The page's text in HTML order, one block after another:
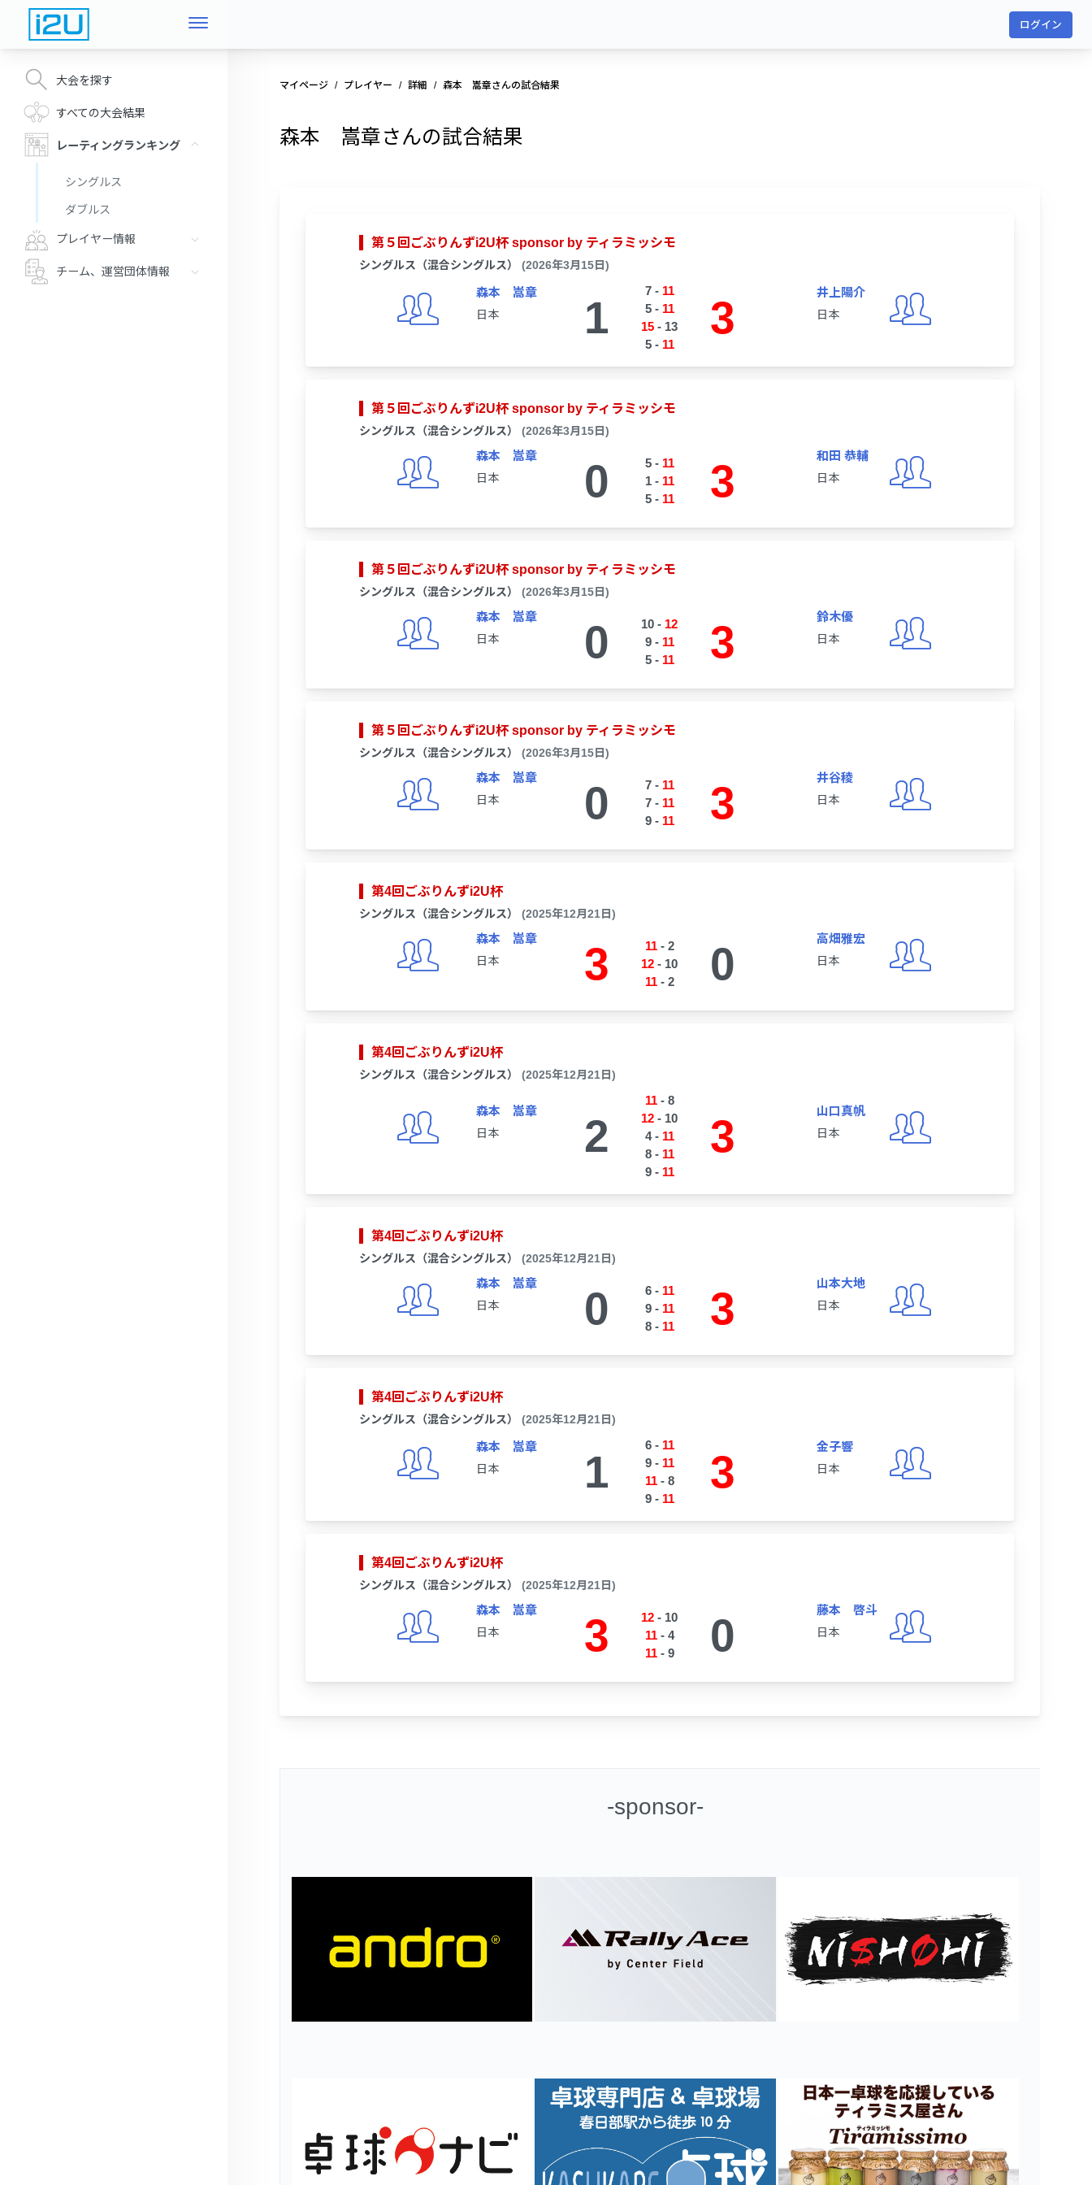
ログイン
大会を探す
すべての大会結果
レーティングランキング
シングルス
ダブルス
プレイヤー情報
チーム、運営団体情報
マイページ プレイヤー 詳細 森本 嵩章さんの試合結果
森本 嵩章さんの試合結果
第５回ごぶりんずi2U杯 sponsor by ティラミッシモ
シングルス（混合シングルス） (2026年3月15日)
森本 嵩章
日本 1
7- 11
5- 11
15 - 13
5- 11
3
井上陽介
日本
第５回ごぶりんずi2U杯 sponsor by ティラミッシモ
シングルス（混合シングルス） (2026年3月15日)
森本 嵩章
日本 0 5- 11
1- 11
5- 11 3
和田 恭輔
日本
第５回ごぶりんずi2U杯 sponsor by ティラミッシモ
シングルス（混合シングルス） (2026年3月15日)
森本 嵩章
日本 0 10 - 12
9- 11
5- 11 3
鈴木優
日本
第５回ごぶりんずi2U杯 sponsor by ティラミッシモ
シングルス（混合シングルス） (2026年3月15日)
森本 嵩章
日本 0 7- 11
7- 11
9- 11 3
井谷稜
日本
第4回ごぶりんずi2U杯
シングルス（混合シングルス） (2025年12月21日)
森本 嵩章
日本 3 11- 2
12 - 10
11- 2 0
高畑雅宏
日本
第4回ごぶりんずi2U杯
シングルス（混合シングルス） (2025年12月21日)
森本 嵩章
日本 2
11- 8
12 - 10
4- 11
8- 11
9- 11
3
山口真帆
日本
第4回ごぶりんずi2U杯
シングルス（混合シングルス） (2025年12月21日)
森本 嵩章
日本 0 6- 11
9- 11
8- 11 3
山本大地
日本
第4回ごぶりんずi2U杯
シングルス（混合シングルス） (2025年12月21日)
森本 嵩章
日本 1
6- 11
9- 11
11- 8
9- 11
3
金子響
日本
第4回ごぶりんずi2U杯
シングルス（混合シングルス） (2025年12月21日)
森本 嵩章
日本 3 12 - 10
11- 4
11- 9 0
藤本 啓斗
日本
-sponsor-